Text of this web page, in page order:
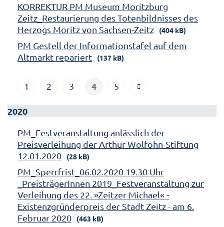
KORREKTUR PM Museum Moritzburg
Zeitz_Restaurierung des Totenbildnisses des
Herzogs Moritz von Sachsen-Zeitz
(404 kB)
PM Gestell der Informationstafel auf dem
Altmarkt repariert
(137 kB)
1 2 3 4 5
2020
PM_Festveranstaltung anlässlich der
Preisverleihung der Arthur Wolfohn-Stiftung
12.01.2020
(28 kB)
PM_Sperrfrist_06.02.2020 19.30 Uhr
_PreisträgerInnen 2019_Festveranstaltung zur
Verleihung des 22. »Zeitzer Michael« -
Existenzgründerpreis der Stadt Zeitz - am 6.
Februar 2020
(463 kB)